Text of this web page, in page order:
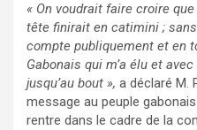
« On voudrait faire croire
tête finirait en catimini ;
compte publiquement et en
Gabonais qui m’a élu et
jusqu’au bout », a déclaré M.
message au peuple
rentre dans le cadre de la